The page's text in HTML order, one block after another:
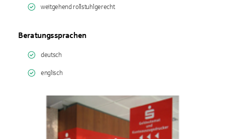
weitgehend rollstuhlgerecht
Beratungssprachen
deutsch
englisch